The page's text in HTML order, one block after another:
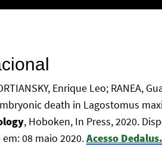
Enrique Leo; RANEA,
death in Lagostomus
, Hoboken, In Press, 2020.
em: 08 maio 2020.Acesso Dedalus.